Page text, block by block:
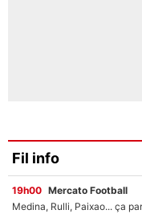
Fil info
19h00 Mercato Football